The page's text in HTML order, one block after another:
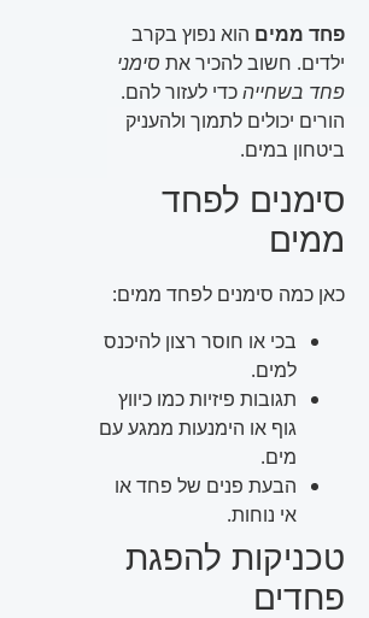
פחד ממיםהוא נפוץ בקרב
ילדים. חשוב להכיר אתסימני
פחד בשחייהכדי לעזור להם.
הורים יכולים לתמוך ולהעניק
ביטחון במים.
סימנים לפחד
ממים
כאן כמה סימנים לפחד ממים:
בכי או חוסר רצון להיכנס
למים.
תגובות פיזיות כמו כיווץ
גוף או הימנעות ממגע עם
מים.
הבעת פנים של פחד או
אי נוחות.
טכניקות להפגת
פחדים